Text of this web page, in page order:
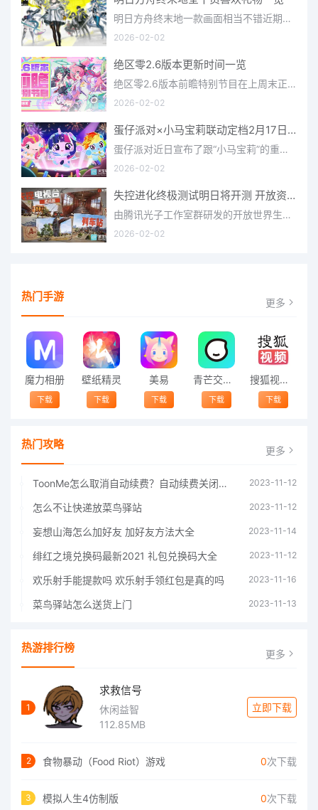
明日方舟终末地一款画面相当不错近期非常火爆的大型二次元冒险游戏，这里有相当多好看的干员可以让你来抽取并
2026-02-02
绝区零2.6版本更新时间一览
绝区零2.6版本前瞻特别节目在上周末正式播出，官方给玩家们带来了许多关于最新版本的相关资讯和上线时间，不少
2026-02-02
蛋仔派对×小马宝莉联动定档2月17日 联动外观将登场
蛋仔派对近日宣布了跟“小马宝莉”的重磅联动！并且时间定档在了2月17日，此次联动将会上新很多外观，各种小马宝
2026-02-02
失控进化终极测试明日将开测 开放资格预下载已开启
由腾讯光子工作室群研发的开放世界生存进化手游《失控进化》宣布，终极测试将于明日正式开启，目前测试资格预下
2026-02-02
热门手游 更多
魔力相册
下载
壁纸精灵
下载
美易
下载
青芒交友软件官方版2021 v1.3
下载
搜狐视频app免费送会员下载安装到手机 v8.8.5
下载
热门攻略 更多
ToonMe怎么取消自动续费？自动续费关闭方法 2023-11-12
怎么不让快递放菜鸟驿站 2023-11-12
妄想山海怎么加好友 加好友方法大全 2023-11-14
绯红之境兑换码最新2021 礼包兑换码大全 2023-11-12
欢乐射手能提款吗 欢乐射手领红包是真的吗 2023-11-16
菜鸟驿站怎么送货上门 2023-11-13
热游排行榜 更多
1
求救信号
休闲益智
112.85MB
立即下载
2 食物暴动（Food Riot）游戏 0次下载
3 模拟人生4仿制版 0次下载